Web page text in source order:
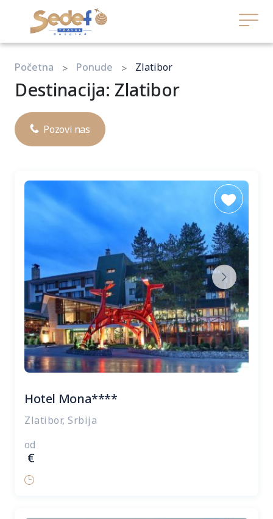
Početna Ponude Zlatibor
Destinacija: Zlatibor
Pozovi nas
Hotel Mona****
Zlatibor, Srbija
od
€